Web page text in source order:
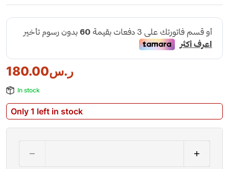
ر.س180.00
In stock
Only 1 left in stock